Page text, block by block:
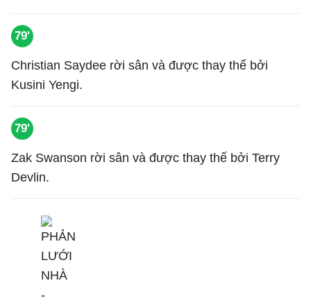
79'
Christian Saydee rời sân và được thay thế bởi
Kusini Yengi.
79'
Zak Swanson rời sân và được thay thế bởi Terry
Devlin.